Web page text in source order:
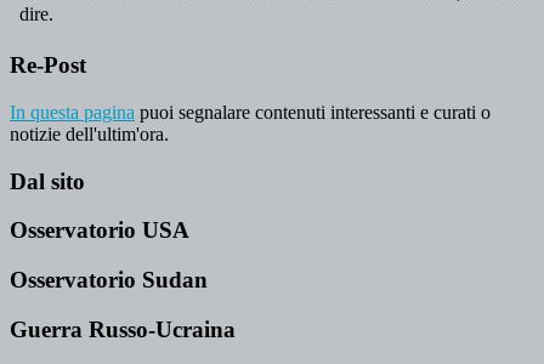
Re-Post
In questa pagina puoi segnalare contenuti interessanti e curati o
notizie dell'ultim'ora.
Dal sito
Osservatorio USA
Osservatorio Sudan
Guerra Russo-Ucraina